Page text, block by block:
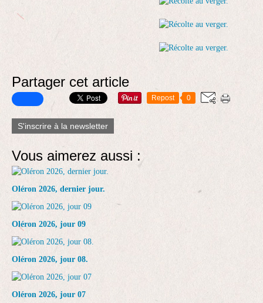
Partager cet article
Repost 0
S'inscrire à la newsletter
Vous aimerez aussi :
Oléron 2026, dernier jour.
Oléron 2026, jour 09
Oléron 2026, jour 08.
Oléron 2026, jour 07